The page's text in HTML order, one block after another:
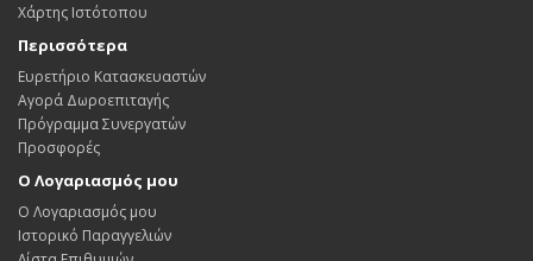
Χάρτης Ιστότοπου
Περισσότερα
Ευρετήριο Κατασκευαστών
Αγορά Δωροεπιταγής
Πρόγραμμα Συνεργατών
Προσφορές
Ο Λογαριασμός μου
Ο Λογαριασμός μου
Ιστορικό Παραγγελιών